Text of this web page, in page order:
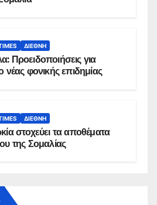
ΔΙΕΘΝΉ
Προειδοποιήσεις για
νέας φονικής επιδημίας
ΔΙΕΘΝΉ
στοχεύει τα αποθέματα
της Σομαλίας